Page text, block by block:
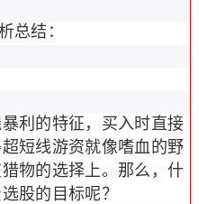
总结：
利的特征，买入时直接
短线游资就像嗜血的野
物的选择上。那么，什
股的目标呢？